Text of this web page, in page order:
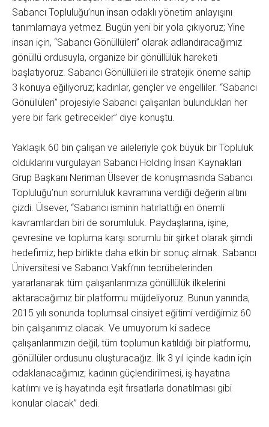
Sabancı Topluluğu’nun insan odaklı yönetim anlayışını
tanımlamaya yetmez. Bugün yeni bir yola çıkıyoruz; Yine
insan için, “Sabancı Gönüllüleri” olarak adlandıracağımız
gönüllü ordusuyla, organize bir gönüllülük hareketi
başlatıyoruz. Sabancı Gönüllüleri ile stratejik öneme sahip
3 konuya eğiliyoruz; kadınlar, gençler ve engelliler. “Sabancı
Gönüllüleri” projesiyle Sabancı çalışanları bulundukları her
yere bir fark getirecekler” diye konuştu.
Yaklaşık 60 bin çalışan ve aileleriyle çok büyük bir Topluluk
olduklarını vurgulayan Sabancı Holding İnsan Kaynakları
Grup Başkanı Neriman Ülsever de konuşmasında Sabancı
Topluluğu’nun sorumluluk kavramına verdiği değerin altını
çizdi. Ülsever, “Sabancı isminin hatırlattığı en önemli
kavramlardan biri de sorumluluk. Paydaşlarına, işine,
çevresine ve topluma karşı sorumlu bir şirket olarak şimdi
hedefimiz; hep birlikte daha etkin bir sonuç almak. Sabancı
Üniversitesi ve Sabancı Vakfı’nın tecrübelerinden
yararlanarak tüm çalışanlarımıza gönüllülük ilkelerini
aktaracağımız bir platformu müjdeliyoruz. Bunun yanında,
2015 yılı sonunda toplumsal cinsiyet eğitimi verdiğimiz 60
bin çalışanımız olacak. Ve umuyorum ki sadece
çalışanlarımızın değil, tüm toplumun katıldığı bir platformu,
gönüllüler ordusunu oluşturacağız. İlk 3 yıl içinde kadın için
odaklanacağımız; kadının güçlendirilmesi, iş hayatına
katılımı ve iş hayatında eşit fırsatlarla donatılması gibi
konular olacak” dedi.